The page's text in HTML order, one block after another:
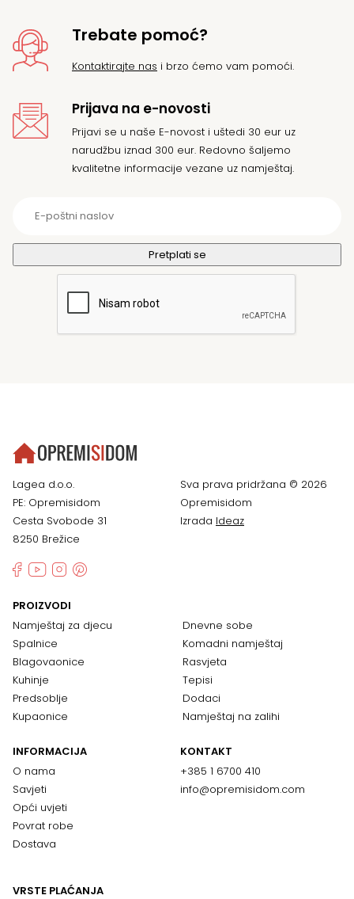
Trebate pomoć?
Kontaktirajte nas i brzo ćemo vam pomoći.
Prijava na e-novosti
Prijavi se u naše E-novost i uštedi 30 eur uz
narudžbu iznad 300 eur. Redovno šaljemo
kvalitetne informacije vezane uz namještaj.
Lagea d.o.o.
PE: Opremisidom
Cesta Svobode 31
8250 Brežice
Sva prava pridržana © 2026
Opremisidom
Izrada Ideaz
PROIZVODI
Namještaj za djecu
Spalnice
Blagovaonice
Kuhinje
Predsoblje
Kupaonice
Dnevne sobe
Komadni namještaj
Rasvjeta
Tepisi
Dodaci
Namještaj na zalihi
INFORMACIJA
O nama
Savjeti
Opći uvjeti
Povrat robe
Dostava
KONTAKT
+385 1 6700 410
info@opremisidom.com
VRSTE PLAĆANJA